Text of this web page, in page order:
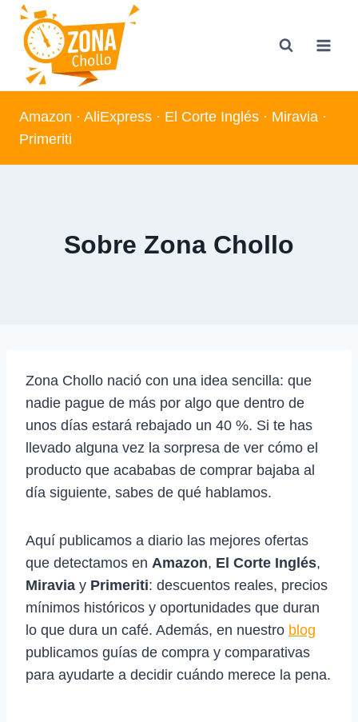
Saltar
contenido
Amazon · AliExpress · El Corte Inglés · Miravia ·
Primeriti
Sobre Zona Chollo
Zona Chollo nació con una idea sencilla: que
nadie pague de más por algo que dentro de
unos días estará rebajado un 40 %. Si te has
llevado alguna vez la sorpresa de ver cómo el
producto que acababas de comprar bajaba al
día siguiente, sabes de qué hablamos.
Aquí publicamos a diario las mejores ofertas
que detectamos en Amazon, El Corte Inglés,
Miravia y Primeriti: descuentos reales, precios
mínimos históricos y oportunidades que duran
lo que dura un café. Además, en nuestro blog
publicamos guías de compra y comparativas
para ayudarte a decidir cuándo merece la pena.